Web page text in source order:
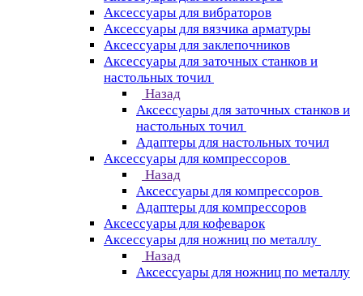
Аксессуары для вибраторов
Аксессуары для вязчика арматуры
Аксессуары для заклепочников
Аксессуары для заточных станков и
настольных точил
Назад
Аксессуары для заточных станков и
настольных точил
Адаптеры для настольных точил
Аксессуары для компрессоров
Назад
Аксессуары для компрессоров
Адаптеры для компрессоров
Аксессуары для кофеварок
Аксессуары для ножниц по металлу
Назад
Аксессуары для ножниц по металлу